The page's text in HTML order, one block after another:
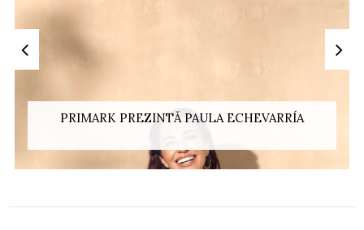
PRIMARK PREZINTĂ PAULA ECHEVARRÍA